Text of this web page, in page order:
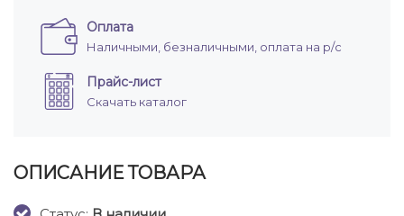
Оплата
Наличными, безналичными, оплата на р/с
Прайс-лист
Скачать каталог
ОПИСАНИЕ ТОВАРА